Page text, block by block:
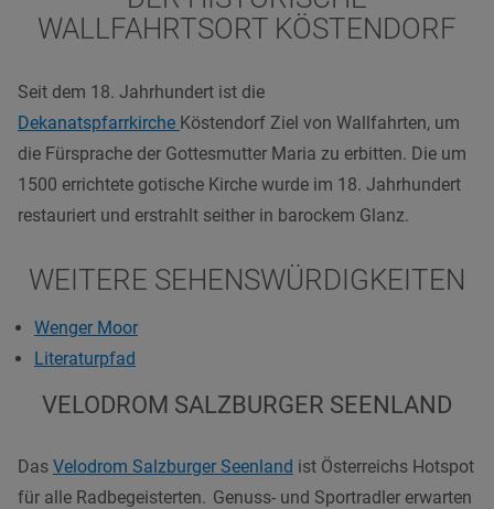
WALLFAHRTSORT KÖSTENDORF
Seit dem 18. Jahrhundert ist die
Dekanatspfarrkirche Köstendorf Ziel von Wallfahrten, um
die Fürsprache der Gottesmutter Maria zu erbitten. Die um
1500 errichtete gotische Kirche wurde im 18. Jahrhundert
restauriert und erstrahlt seither in barockem Glanz.
WEITERE SEHENSWÜRDIGKEITEN
Wenger Moor
Literaturpfad
VELODROM SALZBURGER SEENLAND
Das Velodrom Salzburger Seenland ist Österreichs Hotspot
für alle Radbegeisterten. Genuss- und Sportradler erwarten